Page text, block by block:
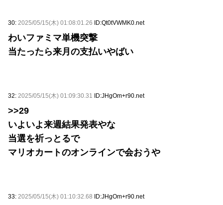
30: 2025/05/15(木) 01:08:01.26 ID:Qt0tVWMK0.net
わいファミマ単機突撃
当たったら来月の支払いやばい
32: 2025/05/15(木) 01:09:30.31 ID:JHgOm+r90.net
>>29
いよいよ来週結果発表やな
当選を祈っとるで
マリオカートのオンラインで会おうや
33: 2025/05/15(木) 01:10:32.68 ID:JHgOm+r90.net